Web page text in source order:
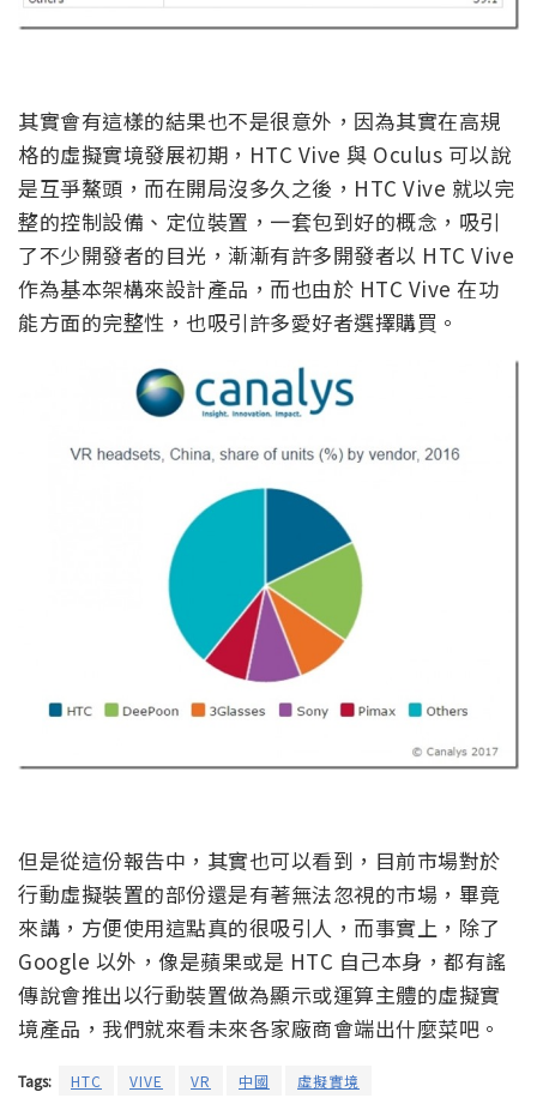
其實會有這樣的結果也不是很意外，因為其實在高規
格的虛擬實境發展初期，HTC Vive 與 Oculus 可以說
是互爭鰲頭，而在開局沒多久之後，HTC Vive 就以完
整的控制設備、定位裝置，一套包到好的概念，吸引
了不少開發者的目光，漸漸有許多開發者以 HTC Vive
作為基本架構來設計產品，而也由於 HTC Vive 在功
能方面的完整性，也吸引許多愛好者選擇購買。
但是從這份報告中，其實也可以看到，目前市場對於
行動虛擬裝置的部份還是有著無法忽視的市場，畢竟
來講，方便使用這點真的很吸引人，而事實上，除了
Google 以外，像是蘋果或是 HTC 自己本身，都有謠
傳說會推出以行動裝置做為顯示或運算主體的虛擬實
境產品，我們就來看未來各家廠商會端出什麼菜吧。
Tags: HTC VIVE VR 中國 虛擬實境